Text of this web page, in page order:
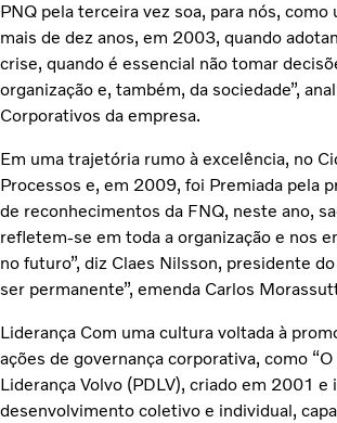
PNQ pela terceira vez soa, para nós,
mais de dez anos, em 2003, quando
crise, quando é essencial não tomar
organização e, também, da sociedade”,
Corporativos da empresa.
Em uma trajetória rumo à excelência, no
Processos e, em 2009, foi Premiada pela
de reconhecimentos da FNQ, neste ano,
refletem-se em toda a organização e nos
no futuro”, diz Claes Nilsson, presidente
ser permanente”, emenda Carlos
Liderança Com uma cultura voltada à
ações de governança corporativa, como
Liderança Volvo (PDLV), criado em 2001
desenvolvimento coletivo e individual,